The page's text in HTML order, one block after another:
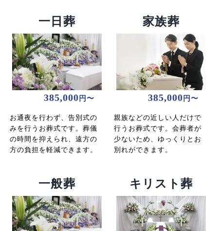
一日葬
385,000 円〜
お通夜を行わず、告別式の
みを行うお葬式です。葬儀
の時間を抑えられ、遠方の
方の負担を軽減できます。
家族葬
385,000 円〜
親族などの近しい人だけで
行うお葬式です。会葬者が
少ないため、ゆっくりとお
別れができます。
一般葬 キリスト葬